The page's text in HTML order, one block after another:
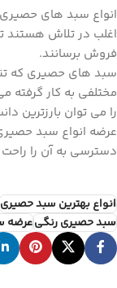
انواع سبد های حصیری
اغلب در تلاش هستند
فروش برسانند.
سبد های حصیری که
مختلفی به کار گرفته
را می توان بارزترین
عرضه انواع سبد
دسترسی به آن را
انواع بهترین سبد حصیری
سبد حصیری رنگیعرضه